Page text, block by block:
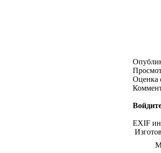
Оценка
EXIF